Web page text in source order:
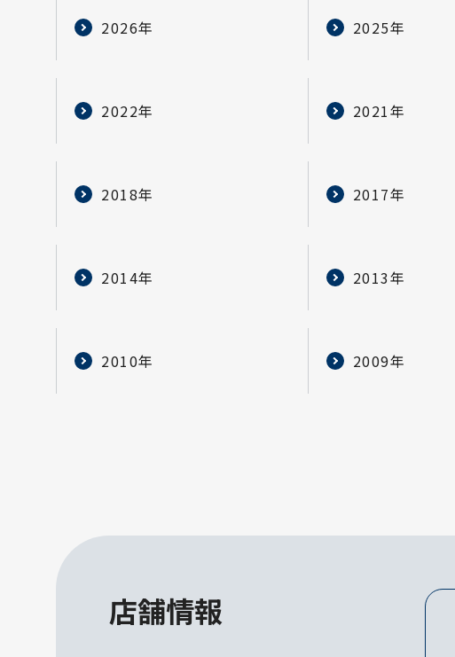
2026年 2025年
2022年 2021年
2018年 2017年
2014年 2013年
2010年 2009年
店舗情報